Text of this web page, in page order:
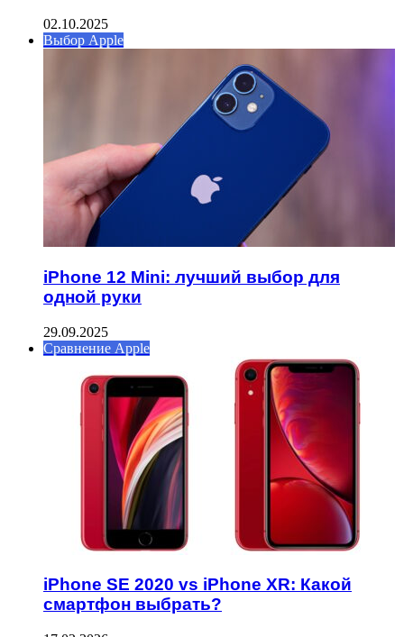
02.10.2025
Выбор Apple
iPhone 12 Mini: лучший выбор для
одной руки
29.09.2025
Сравнение Apple
iPhone SE 2020 vs iPhone XR: Какой
смартфон выбрать?